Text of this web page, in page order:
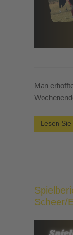
Man
Lesen Sie
Scheer/